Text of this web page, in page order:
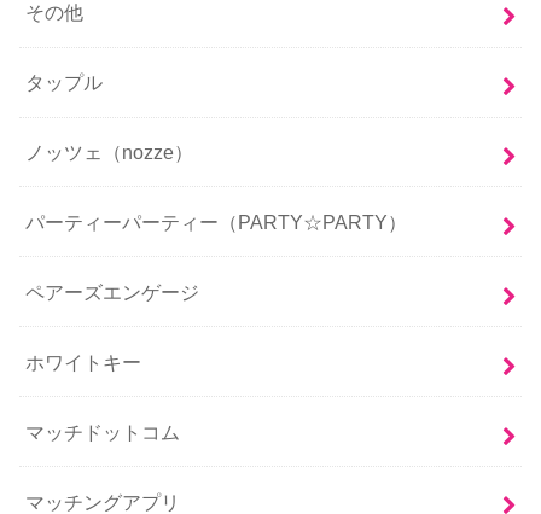
その他
タップル
ノッツェ（nozze）
パーティーパーティー（PARTY☆PARTY）
ペアーズエンゲージ
ホワイトキー
マッチドットコム
マッチングアプリ